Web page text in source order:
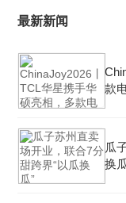
最新新闻
款
瓜
换